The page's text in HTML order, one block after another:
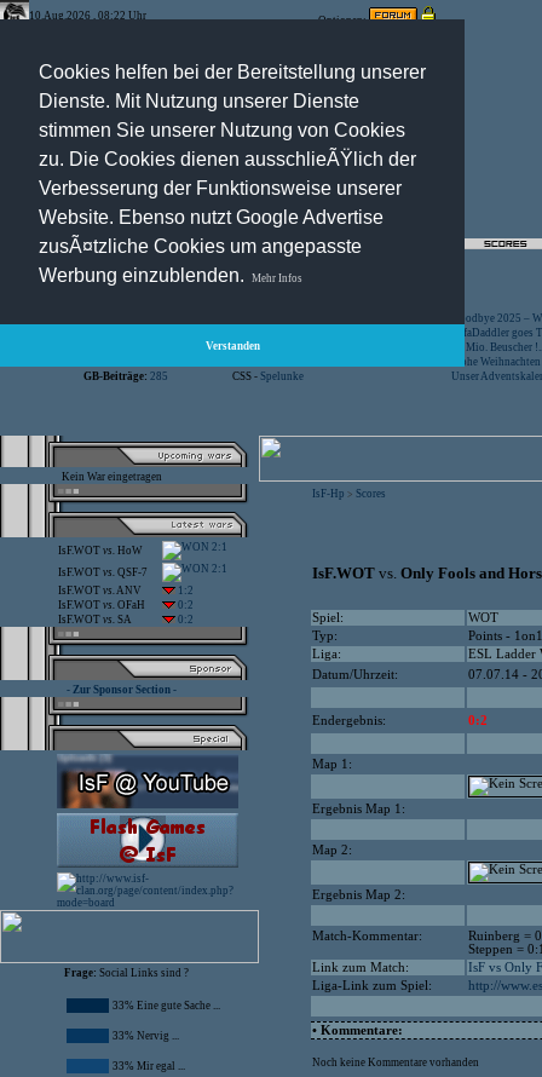
Cookies helfen bei der Bereitstellung unserer
Dienste. Mit Nutzung unserer Dienste
stimmen Sie unserer Nutzung von Cookies
zu. Die Cookies dienen ausschlieÃŸlich der
Verbesserung der Funktionsweise unserer
Website. Ebenso nutzt Google Advertise
zusÃ¤tzliche Cookies um angepasste
Werbung einzublenden.
Mehr Infos
Verstanden
10.Aug.2026 , 08:22 Uhr Optionen:
Goodbye 2025 –
SofaDaddler goes
CS -FunYard
40 Mio. Beuscher
Frohe
GB-Beiträge: 285 CSS - Spelunke Unser
Kein War eingetragen
IsF.WOT vs. HoW 2:1
IsF.WOT vs. QSF-7
2:1
IsF.WOT vs.ANV
1:2
IsF.WOT vs. OFaH
0:2
IsF.WOT vs. SA 0:2
- Zur Sponsor Section -
Frage: Social Links sind ?
33% Eine gute Sache ...
33% Nervig ...
33% Mir egal ...
IsF-Hp > Scores
IsF.WOT vs. Only Fools and
Spiel:
WOT
Typ:
Points - 1on1
Liga:
ESL Ladder
Datum/Uhrzeit:
07.07.14 -
Endergebnis: 0:2
Map 1:
Ergebnis Map 1:
Map 2:
Ergebnis Map 2:
Match-Kommentar:
Ruinberg =
Steppen =
Link zum Match:
IsF vs Only
Liga-Link zum Spiel:
http://
• Kommentare:
Noch keine Kommentare vorhanden